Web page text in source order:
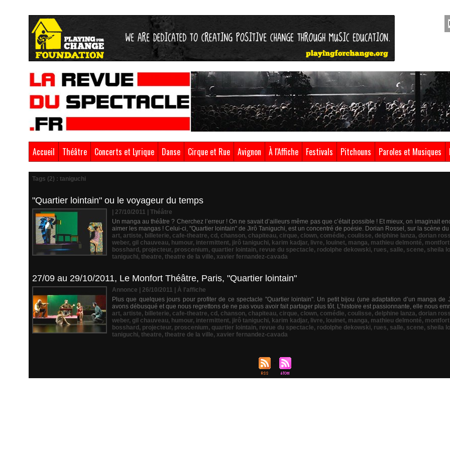
Accueil Théâtre Concerts et Lyrique Danse Cirque et Rue Avignon À l'Affiche Festivals Pitchouns Paroles et Musiques
Tags (2) : taniguchi
"Quartier lointain" ou le voyageur du temps
| 27/10/2011
Théâtre
Un manga au théâtre ? Cherchez l’erreur ! On ne savait d’ailleurs même pas que c’était possible ! Et mieux, on imaginait
aimer les mangas ! Celui-ci, "Quartier lointain" de Jirô Taniguchi, est un concentré de poésie. Dorian Rossel, sur la scène
art, artiste, billeterie, cafe-theatre, cd , chanson, chapiteau, cirque, clown, comédie, coulisse, delphine lanza, dorian
weber, gil chauveau, humour, intermittent, jirô taniguchi, karim kadjar, livre, louinet, manga, mathieu delmonté,
bosshard , projecteur, proscenium, quartier lointain, revue du spectacle, rodolphe dekowski, rues, salle, scene, sheila
taniguchi, theatre, theatre de la ville, xavier fernandez-cavada
27/09 au 29/10/2011, Le Monfort Théâtre, Paris, "Quartier lointain"
Annonce | 26/10/2011
À l'affiche
Plus que quelques jours pour profiter de ce spectacle "Quartier lointain". Un petit bijou (une adaptation d’un manga de
avons débusqué et que nous regrettons de ne pas vous avoir fait partager plus tôt. L’histoire est passionnante, elle nous
art, artiste, billeterie, cafe-theatre, cd , chanson, chapiteau, cirque, clown, comédie, coulisse, delphine lanza, dorian
weber, gil chauveau, humour, intermittent, jirô taniguchi, karim kadjar, livre, louinet, manga, mathieu delmonté,
bosshard , projecteur, proscenium, quartier lointain, revue du spectacle, rodolphe dekowski, rues, salle, scene, sheila
taniguchi, theatre, theatre de la ville, xavier fernandez-cavada